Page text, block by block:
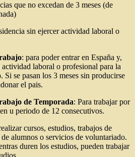
que no excedan de 3 meses (de
sin ejercer actividad laboral o
: para poder entrar en España y,
laboral o profesional para la
Si se pasan los 3 meses sin producirse
el pais.
de Temporada: Para trabajar por
u periodo de 12 consecutivos.
cursos, estudios, trabajos de
alumnos o servicios de voluntariado.
duren los estudios, pueden trabajar